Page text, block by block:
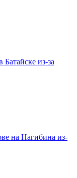
из-за
на Нагибина из-